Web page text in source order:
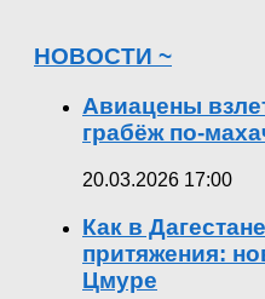
НОВОСТИ ~
Авиацены
грабёж по-
20.03.2026 17:00
Как в
притяжения:
Цмуре